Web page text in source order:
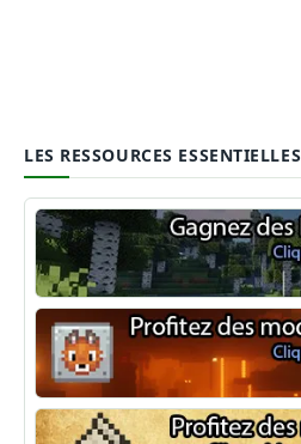
LES RESSOURCES ESSENTIELLES
Optifine
NeoForge